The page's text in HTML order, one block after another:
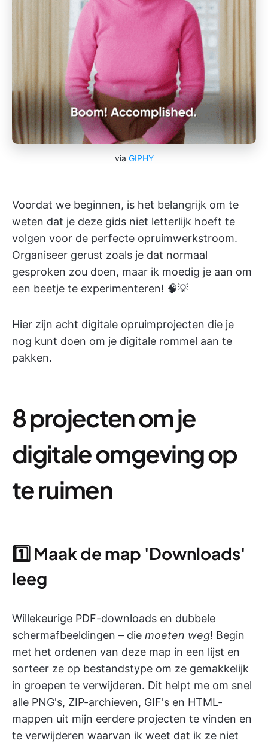
via GIPHY
Voordat we beginnen, is het belangrijk om te
weten dat je deze gids niet letterlijk hoeft te
volgen voor de perfecte opruimwerkstroom.
Organiseer gerust zoals je dat normaal
gesproken zou doen, maar ik moedig je aan om
een beetje te experimenteren! 🧠💡
Hier zijn acht digitale opruimprojecten die je
nog kunt doen om je digitale rommel aan te
pakken.
8 projecten om je
digitale omgeving op
te ruimen
1️⃣ Maak de map 'Downloads'
leeg
Willekeurige PDF-downloads en dubbele
schermafbeeldingen – die moeten weg! Begin
met het ordenen van deze map in een lijst en
sorteer ze op bestandstype om ze gemakkelijk
in groepen te verwijderen. Dit helpt me om snel
alle PNG's, ZIP-archieven, GIF's en HTML-
mappen uit mijn eerdere projecten te vinden en
te verwijderen waarvan ik weet dat ik ze niet